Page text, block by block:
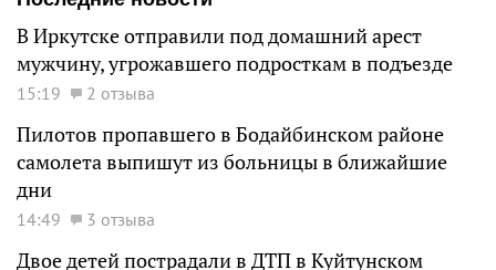
В Иркутске отправили под домашний арест
мужчину, угрожавшего подросткам в подъезде
15:19 2 отзыва
Пилотов пропавшего в Бодайбинском районе
самолета выпишут из больницы в ближайшие
дни
14:49 3 отзыва
Двое детей пострадали в ДТП в Куйтунском